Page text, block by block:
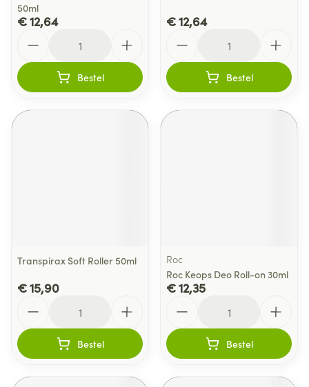
50ml
€ 12,64
Bestel
€ 12,64
Bestel
Transpirax Soft Roller 50ml
€ 15,90
Bestel
Roc
Roc Keops Deo Roll-on 30ml
€ 12,35
Bestel